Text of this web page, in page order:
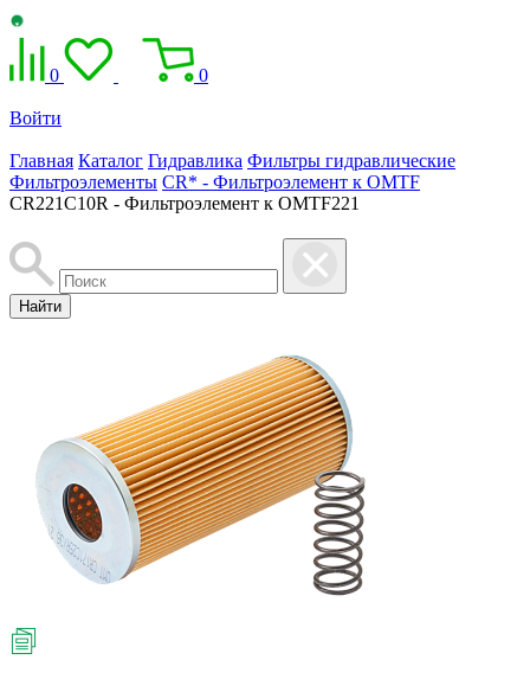
0 0
Войти
Главная Каталог Гидравлика Фильтры гидравлические
Фильтроэлементы CR* - Фильтроэлемент к OMTF
CR221C10R - Фильтроэлемент к OMTF221
Найти